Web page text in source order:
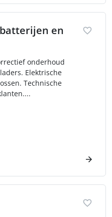
en
onderhoud
Elektrische
Technische